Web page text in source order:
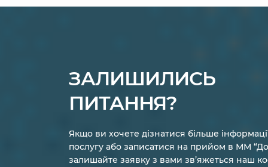
ЗАЛИШИЛИСЬ
ПИТАННЯ?
Якщо ви хочете дізнатися більше
послугу або записатися на прийом в ММ
залишайте заявку з вами зв’яжеться наш